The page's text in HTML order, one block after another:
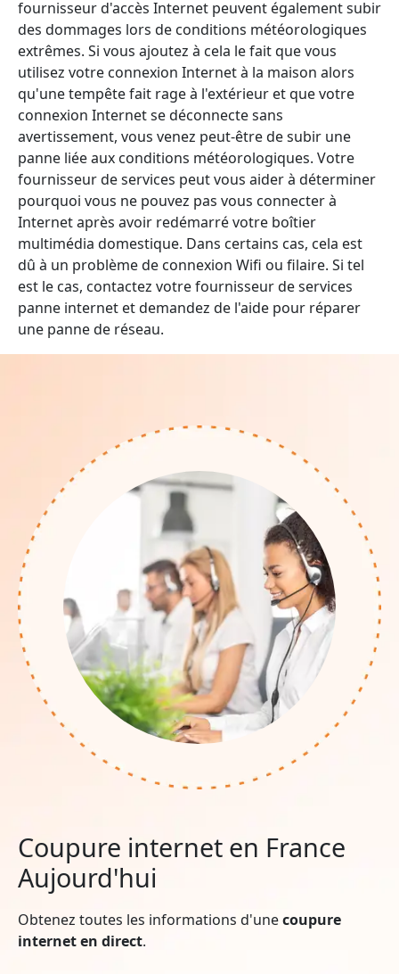
fournisseur d'accès Internet peuvent également subir
des dommages lors de conditions météorologiques
extrêmes. Si vous ajoutez à cela le fait que vous
utilisez votre connexion Internet à la maison alors
qu'une tempête fait rage à l'extérieur et que votre
connexion Internet se déconnecte sans
avertissement, vous venez peut-être de subir une
panne liée aux conditions météorologiques. Votre
fournisseur de services peut vous aider à déterminer
pourquoi vous ne pouvez pas vous connecter à
Internet après avoir redémarré votre boîtier
multimédia domestique. Dans certains cas, cela est
dû à un problème de connexion Wifi ou filaire. Si tel
est le cas, contactez votre fournisseur de services
panne internet et demandez de l'aide pour réparer
une panne de réseau.
Coupure internet en France
Aujourd'hui
Obtenez toutes les informations d'unecoupure
internet en direct.